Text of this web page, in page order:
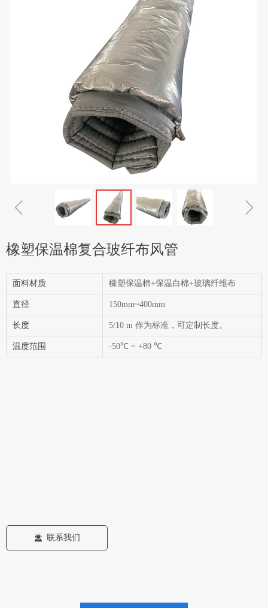
ꁆ ꁇ
橡塑保温棉复合玻纤布风管
끤 联系我们
面料材质 橡塑保温棉+保温白棉+玻璃纤维布
直径 150mm~400mm
长度 5/10 m 作为标准，可定制长度。
温度范围 -50℃ ~ +80 ℃